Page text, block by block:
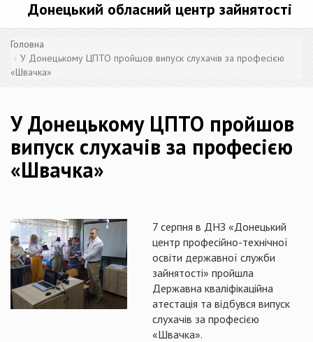
Донецький обласний центр зайнятості
Головна
У Донецькому ЦПТО пройшов випуск слухачів за професією
«Швачка»
У Донецькому ЦПТО пройшов
випуск слухачів за професією
«Швачка»
7 серпня в ДНЗ «Донецький
центр професійно-технічної
освіти державної служби
зайнятості» пройшла
Державна кваліфікаційна
атестація та відбувся випуск
слухачів за професією
«Швачка».